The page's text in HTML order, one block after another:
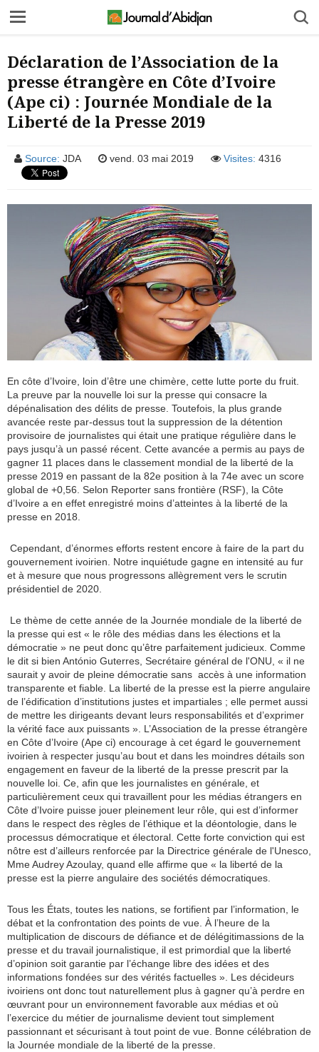
Déclaration de l’Association de la
presse étrangère en Côte d’Ivoire
(Ape ci) : Journée Mondiale de la
Liberté de la Presse 2019
Source: JDA vend. 03 mai 2019 Visites: 4316
En côte d’Ivoire, loin d’être une chimère, cette lutte porte du fruit.
La preuve par la nouvelle loi sur la presse qui consacre la
dépénalisation des délits de presse. Toutefois, la plus grande
avancée reste par-dessus tout la suppression de la détention
provisoire de journalistes qui était une pratique régulière dans le
pays jusqu’à un passé récent. Cette avancée a permis au pays de
gagner 11 places dans le classement mondial de la liberté de la
presse 2019 en passant de la 82e position à la 74e avec un score
global de +0,56. Selon Reporter sans frontière (RSF), la Côte
d’Ivoire a en effet enregistré moins d’atteintes à la liberté de la
presse en 2018.
Cependant, d’énormes efforts restent encore à faire de la part du
gouvernement ivoirien. Notre inquiétude gagne en intensité au fur
et à mesure que nous progressons allègrement vers le scrutin
présidentiel de 2020.
Le thème de cette année de la Journée mondiale de la liberté de
la presse qui est « le rôle des médias dans les élections et la
démocratie » ne peut donc qu’être parfaitement judicieux. Comme
le dit si bien António Guterres, Secrétaire général de l'ONU, « il ne
saurait y avoir de pleine démocratie sans accès à une information
transparente et fiable. La liberté de la presse est la pierre angulaire
de l’édification d’institutions justes et impartiales ; elle permet aussi
de mettre les dirigeants devant leurs responsabilités et d’exprimer
la vérité face aux puissants ». L’Association de la presse étrangère
en Côte d’Ivoire (Ape ci) encourage à cet égard le gouvernement
ivoirien à respecter jusqu’au bout et dans les moindres détails son
engagement en faveur de la liberté de la presse prescrit par la
nouvelle loi. Ce, afin que les journalistes en générale, et
particulièrement ceux qui travaillent pour les médias étrangers en
Côte d’Ivoire puisse jouer pleinement leur rôle, qui est d’informer
dans le respect des règles de l’éthique et la déontologie, dans le
processus démocratique et électoral. Cette forte conviction qui est
nôtre est d’ailleurs renforcée par la Directrice générale de l'Unesco,
Mme Audrey Azoulay, quand elle affirme que « la liberté de la
presse est la pierre angulaire des sociétés démocratiques.
Tous les États, toutes les nations, se fortifient par l’information, le
débat et la confrontation des points de vue. À l’heure de la
multiplication de discours de défiance et de délégitimassions de la
presse et du travail journalistique, il est primordial que la liberté
d’opinion soit garantie par l’échange libre des idées et des
informations fondées sur des vérités factuelles ». Les décideurs
ivoiriens ont donc tout naturellement plus à gagner qu’à perdre en
œuvrant pour un environnement favorable aux médias et où
l’exercice du métier de journalisme devient tout simplement
passionnant et sécurisant à tout point de vue. Bonne célébration de
la Journée mondiale de la liberté de la presse.